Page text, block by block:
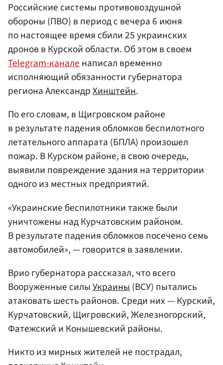
Российские системы противовоздушной
обороны (ПВО) в период с вечера 6 июня
по настоящее время сбили 25 украинских
дронов в Курской области. Об этом в своем
Telegram-каналенаписал временно
исполняющий обязанности губернатора
региона АлександрХинштейн.
По его словам, в Щигровском районе
в результате падения обломков беспилотного
летательного аппарата (БПЛА) произошел
пожар. В Курском районе, в свою очередь,
выявили повреждение здания на территории
одного из местных предприятий.
«Украинские беспилотники также были
уничтожены над Курчатовским районом.
В результате падения обломков посечено семь
автомобилей», — говорится в заявлении.
Врио губернатора рассказал, что всего
Вооруженные силыУкраины(ВСУ) пытались
атаковать шесть районов. Среди них — Курский,
Курчатовский, Щигровский, Железногорский,
Фатежский и Конышевский районы.
Никто из мирных жителей не пострадал,